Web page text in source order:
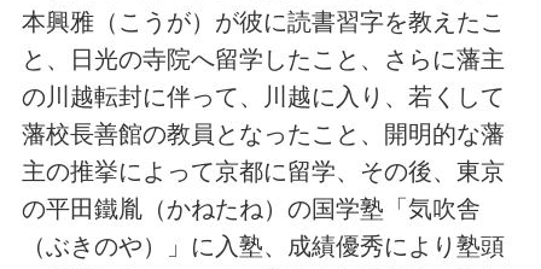
本興雅（こうが）が彼に読書習字を教えたこ
と、日光の寺院へ留学したこと、さらに藩主
の川越転封に伴って、川越に入り、若くして
藩校長善館の教員となったこと、開明的な藩
主の推挙によって京都に留学、その後、東京
の平田鐵胤（かねたね）の国学塾「気吹舎
（ぶきのや）」に入塾、成績優秀により塾頭